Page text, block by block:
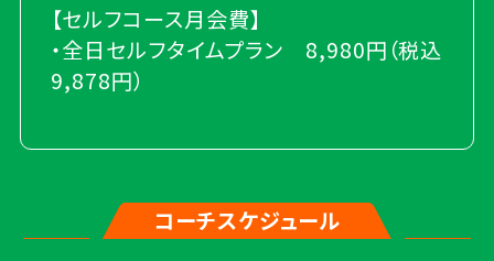
【セルフコース月会費】
・全日セルフタイムプラン 8,980円（税込
9,878円）
コーチスケジュール